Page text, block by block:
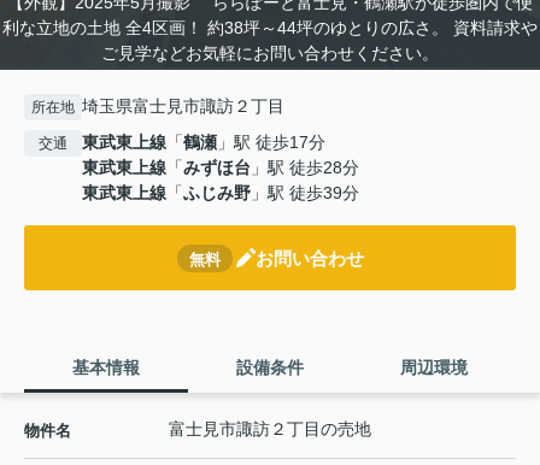
利な立地の土地 全4区画！ 約38坪～44坪のゆとりの広さ。 資料請求や
ご見学などお気軽にお問い合わせください。
所在地 埼玉県富士見市諏訪２丁目
交通 東武東上線 「鶴瀬 」駅 徒歩17分
東武東上線 「みずほ台 」駅 徒歩28分
東武東上線 「ふじみ野 」駅 徒歩39分
無料 お問い合わせ
基本情報 設備条件 周辺環境
物件名 富士見市諏訪２丁目の売地